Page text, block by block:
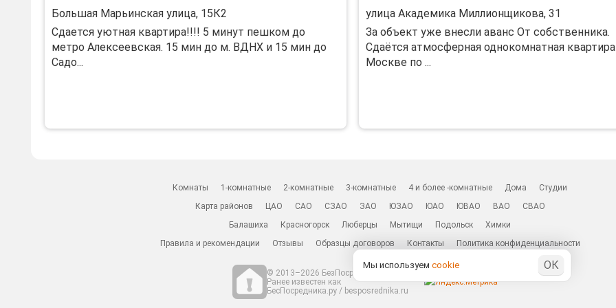
Большая Марьинская улица, 15К2
Сдается уютная квартира!!!! 5 минут пешком до
метро Алексеевская. 15 мин до м. ВДНХ и 15 мин до
Садо...
улица Академика Миллионщикова, 31
За объект уже внесли аванс От собственника.
Сдаётся атмосферная однокомнатная
Москве по ...
Комнаты 1-комнатные 2-комнатные 3-комнатные 4 и более -комнатные Дома
Студии
Карта районов
ЦАО САО СЗАО ЗАО ЮЗАО ЮАО ЮВАО ВАО
СВАО
Балашиха
Красногорск Люберцы Мытищи Подольск
Химки
Правила и рекомендации
Отзывы Образцы договоров Контакты Политика конфиденциальности
© 2013–2026 БезПосредников.ру
Ранее известен как
БесПосредника.ру / besposrednika.ru
Мы используем cookie ОК